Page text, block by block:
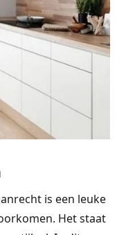
is een leuke
Het staat